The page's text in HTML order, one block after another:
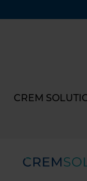
CREM